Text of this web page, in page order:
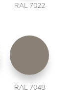
RAL 7022
RAL 7048